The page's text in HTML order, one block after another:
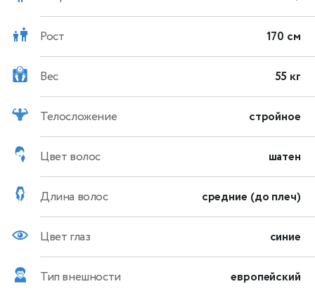
Рост 170 см
Вес 55 кг
Телосложение стройное
Цвет волос шатен
Длина волос средние (до плеч)
Цвет глаз синие
Тип внешности европейский